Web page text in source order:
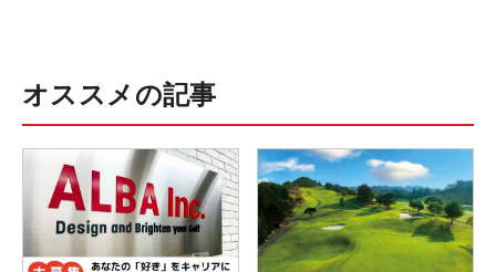
オススメの記事